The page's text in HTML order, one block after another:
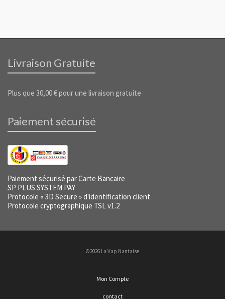
Livraison Gratuite
Plus que 30,00€pour une livraison gratuite
Paiement sécurisé
Paiement sécurisé par Carte Bancaire
SP PLUS SYSTEM PAY
Protocole « 3D Secure » d'identification client
Protocole cryptographique TSL v1.2
©2026 La Vap Nantaise
Mon Compte
contact